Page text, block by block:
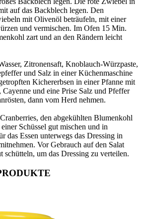
auf das Backblech legen. Den
mit Olivenöl beträufeln, mit einer
und vermischen. Im Ofen 15 Min.
zart und an den Rändern leicht
Zitronensaft, Knoblauch-Würzpaste,
und Salz in einer Küchenmaschine
Kichererbsen in einer Pfanne mit
und eine Prise Salz und Pfeffer
dann vom Herd nehmen.
den abgekühlten Blumenkohl
Schüssel gut mischen und in
das Essen unterwegs das Dressing in
Vor Gebrauch auf den Salat
schütteln, um das Dressing zu verteilen.